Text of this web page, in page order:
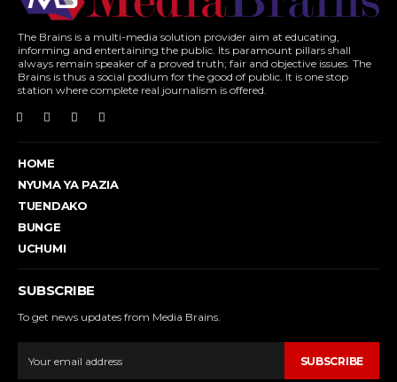
The Brains is a multi-media solution provider aim at educating,
informing and entertaining the public. Its paramount pillars shall
always remain speaker of a proved truth; fair and objective issues. The
Brains is thus a social podium for the good of public. It is one stop
station where complete real journalism is offered.
HOME
NYUMA YA PAZIA
TUENDAKO
BUNGE
UCHUMI
SUBSCRIBE
To get news updates from Media Brains.
SUBSCRIBE